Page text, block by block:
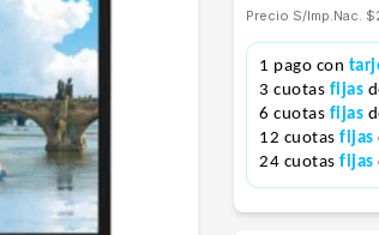
Precio S/Imp.Nac.
1 pago con
3 cuotas fijas
6 cuotas fijas
12 cuotas fijas
24 cuotas fijas